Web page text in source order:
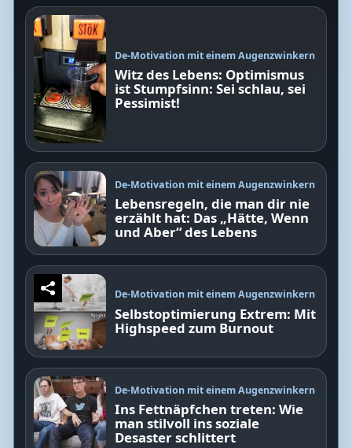
De-Motivation mit einem Augenzwinkern
Witz des Lebens: Optimismus
ist Stumpfsinn: Sei schlau, sei
Pessimist!
De-Motivation mit einem Augenzwinkern
Lebensregeln, die man dir nie
erzählt hat: Das „Hätte, Wenn
und Aber“ des Lebens
De-Motivation mit einem Augenzwinkern
Selbstoptimierung Extrem: Mit
Highspeed zum Burnout
De-Motivation mit einem Augenzwinkern
Ins Fettnäpfchen treten: Wie
man stilvoll ins soziale
Desaster schlittert